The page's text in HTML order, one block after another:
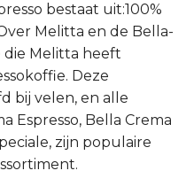
bestaat uit:100%
Melitta en de Bella-
die Melitta heeft
Deze
bij velen, en alle
Espresso, Bella Crema
zijn populaire